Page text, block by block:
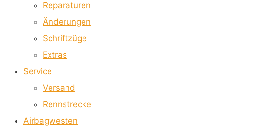
Reparaturen
Änderungen
Schriftzüge
Extras
Service
Versand
Rennstrecke
Airbagwesten